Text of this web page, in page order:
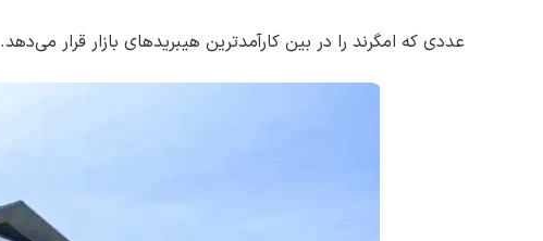
عددی که امگرند را در بین کارآمدترین هیبریدهای بازار قرار می‌دهد.